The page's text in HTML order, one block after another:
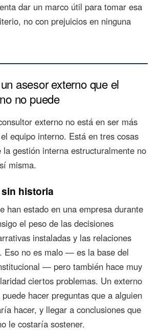
dar un marco útil para tomar esa
no con prejuicios en ninguna
asesor externo que el
no puede
externo no está en ser más
equipo interno. Está en tres cosas
la gestión interna estructuralmente no
misma.
historia
han estado en una empresa durante
el peso de las decisiones
instaladas y las relaciones
Eso no es malo — es la base del
— pero también hace muy
ciertos problemas. Un externo
hacer preguntas que a alguien
hacer, y llegar a conclusiones que
le costaría sostener.